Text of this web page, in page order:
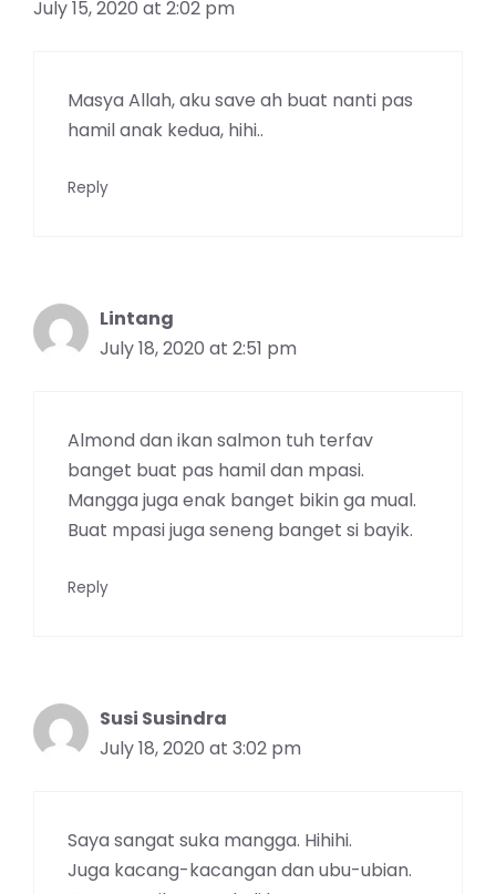
July 15, 2020 at 2:02 pm
Masya Allah, aku save ah buat nanti pas
hamil anak kedua, hihi..
Reply
Lintang
July 18, 2020 at 2:51 pm
Almond dan ikan salmon tuh terfav
banget buat pas hamil dan mpasi.
Mangga juga enak banget bikin ga mual.
Buat mpasi juga seneng banget si bayik.
Reply
Susi Susindra
July 18, 2020 at 3:02 pm
Saya sangat suka mangga. Hihihi.
Juga kacang-kacangan dan ubu-ubian.